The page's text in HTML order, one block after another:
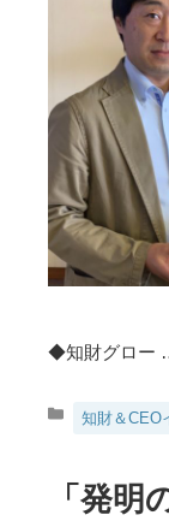
◆知財グロー
カ
リ
ー
知財＆CEO
「発明